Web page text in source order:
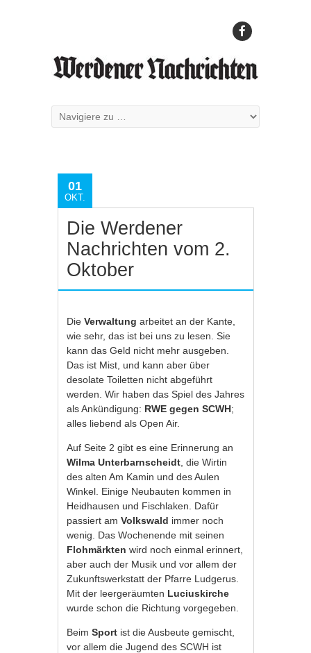
01
OKT.
Die Werdener
Nachrichten vom 2.
Oktober
DieVerwaltung arbeitet an der Kante,
wie sehr, das ist bei uns zu lesen. Sie
kann das Geld nicht mehr ausgeben.
Das ist Mist, und kann aber über
desolate Toiletten nicht abgeführt
werden. Wir haben das Spiel des Jahres
als Ankündigung: RWE gegen SCWH;
alles liebend als Open Air.
Auf Seite 2 gibt es eine Erinnerung an
Wilma Unterbarnscheidt , die Wirtin
des alten Am Kamin und des Aulen
Winkel. Einige Neubauten kommen in
Heidhausen und Fischlaken. Dafür
passiert amVolkswald immer noch
wenig. Das Wochenende mit seinen
Flohmärkten wird noch einmal erinnert,
aber auch der Musik und vor allem der
Zukunftswerkstatt der Pfarre Ludgerus.
Mit der leergeräumten Luciuskirche
wurde schon die Richtung vorgegeben.
BeimSport ist die Ausbeute gemischt,
vor allem die Jugend des SCWH ist